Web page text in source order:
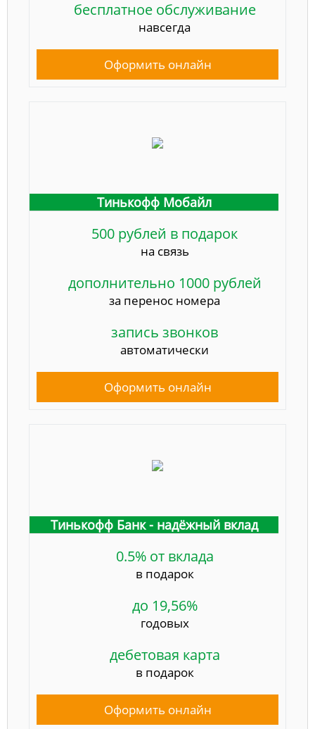
бесплатное обслуживание
навсегда
Оформить онлайн
Тинькофф Мобайл
500 рублей в подарок
на связь
дополнительно 1000 рублей
за перенос номера
запись звонков
автоматически
Оформить онлайн
Тинькофф Банк - надёжный вклад
0.5% от вклада
в подарок
до 19,56%
годовых
дебетовая карта
в подарок
Оформить онлайн